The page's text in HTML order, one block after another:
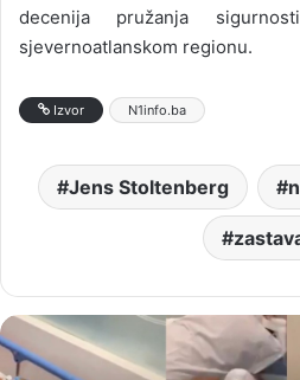
decenija pružanja
sjevernoatlanskom regionu.
Izvor N1info.ba
Jens Stoltenberg